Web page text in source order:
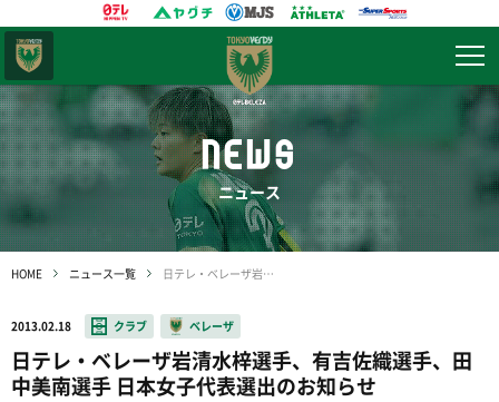
NEWS
ニュース
HOME ニュース一覧 日テレ・ベレーザ岩清水梓選手、有吉佐織選手、田中美南選手 日本女子代表選出のお知らせ
2013.02.18 クラブ ベレーザ
日テレ・ベレーザ岩清水梓選手、有吉佐織選手、田
中美南選手 日本女子代表選出のお知らせ